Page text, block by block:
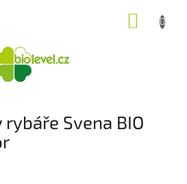
Svena BIO